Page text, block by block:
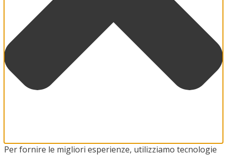
Per fornire le migliori esperienze, utilizziamo tecnologie